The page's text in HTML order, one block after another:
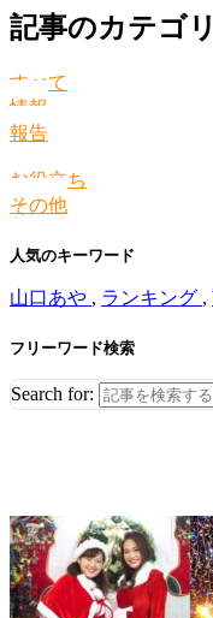
記事のカテゴリ
すべて
情報
報告
お役立ち
その他
人気のキーワード
山口あや , ランキング ,
フリーワード検索
Search for: